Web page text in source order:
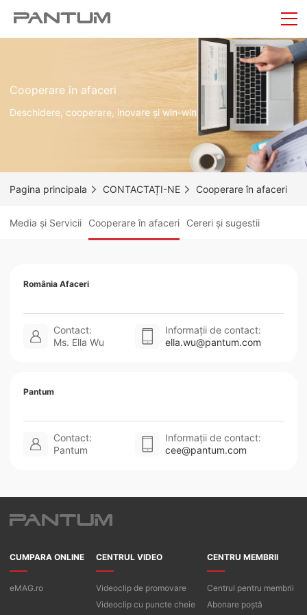
Cooperare în afaceri
Deschidere, cooperare, inovare și win-win
Pagina principala CONTACTAȚI-NE Cooperare în afaceri
Media și Servicii Cooperare în afaceri Cereri și sugestii
România Afaceri
Contact:
Ms. Ella Wu
Informații de contact:
ella.wu@pantum.com
Pantum
Contact:
Pantum
Informații de contact:
cee@pantum.com
CUMPARA ONLINE
eMAG.ro
CENTRUL VIDEO
Videoclip de promovare
Videoclip cu puncte cheie
CENTRU MEMBRII
Centrul pentru membrii
Abonare poștă